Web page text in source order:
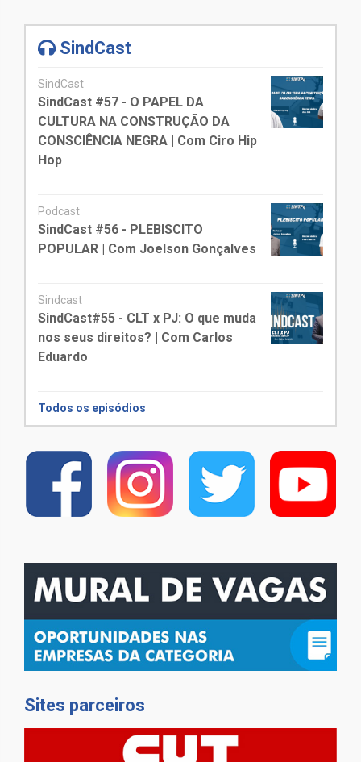
SindCast
SindCast
SindCast #57 - O PAPEL DA
CULTURA NA CONSTRUÇÃO DA
CONSCIÊNCIA NEGRA | Com Ciro Hip
Hop
Podcast
SindCast #56 - PLEBISCITO
POPULAR | Com Joelson Gonçalves
Sindcast
SindCast#55 - CLT x PJ: O que muda
nos seus direitos? | Com Carlos
Eduardo
Todos os episódios
Sites parceiros